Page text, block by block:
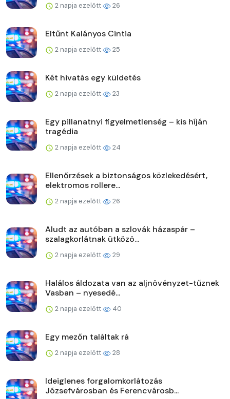
2 napja ezelőtt 26
Eltűnt Kalányos Cintia
2 napja ezelőtt 25
Két hivatás egy küldetés
2 napja ezelőtt 23
Egy pillanatnyi figyelmetlenség – kis híján
tragédia
2 napja ezelőtt 24
Ellenőrzések a biztonságos közlekedésért,
elektromos rollere...
2 napja ezelőtt 26
Aludt az autóban a szlovák házaspár –
szalagkorlátnak ütközö...
2 napja ezelőtt 29
Halálos áldozata van az aljnövényzet-tűznek
Vasban – nyesedé...
2 napja ezelőtt 40
Egy mezőn találtak rá
2 napja ezelőtt 28
Ideiglenes forgalomkorlátozás
Józsefvárosban és Ferencvárosb...